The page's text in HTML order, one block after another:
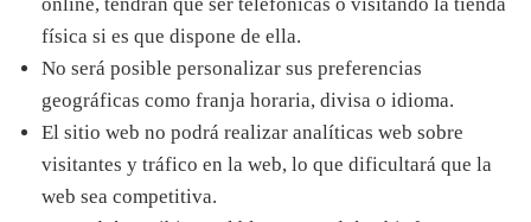
física si es que dispone de ella.
No será posible personalizar sus preferencias
geográficas como franja horaria, divisa o idioma.
El sitio web no podrá realizar analíticas web sobre
visitantes y tráfico en la web, lo que dificultará que la
web sea competitiva.